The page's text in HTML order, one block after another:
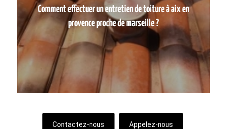
Comment effectuer un entretien de toiture à aix en
provence proche de marseille ?
Contactez-nous Appelez-nous